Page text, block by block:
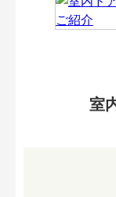
室